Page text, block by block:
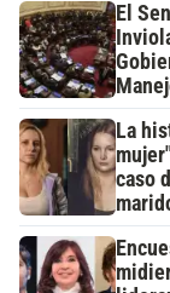
El
La
caso